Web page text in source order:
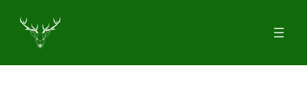
Inhalt
springen